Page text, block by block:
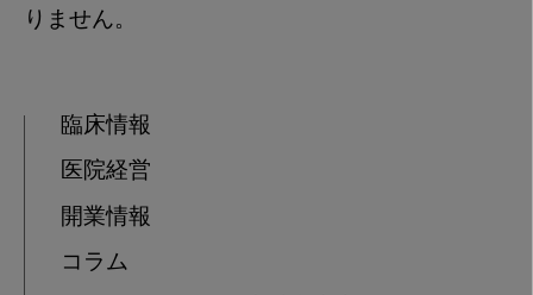
りません。
臨床情報
医院経営
開業情報
コラム